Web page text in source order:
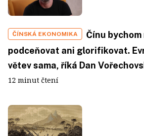
ČÍNSKÁ EKONOMIKA
Čínu bychom
podceňovat ani glorifikovat.
větev sama, říká Dan
12 minut čtení